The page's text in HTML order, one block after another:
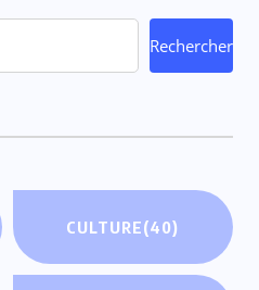
Rechercher
CULTURE(40)